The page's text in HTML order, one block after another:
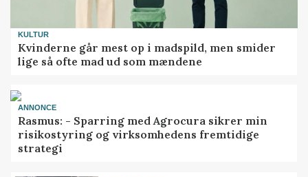
KULTUR
Kvinderne går mest op i madspild, men smider
lige så ofte mad ud som mændene
ANNONCE
Rasmus: - Sparring med Agrocura sikrer min
risikostyring og virksomhedens fremtidige
strategi